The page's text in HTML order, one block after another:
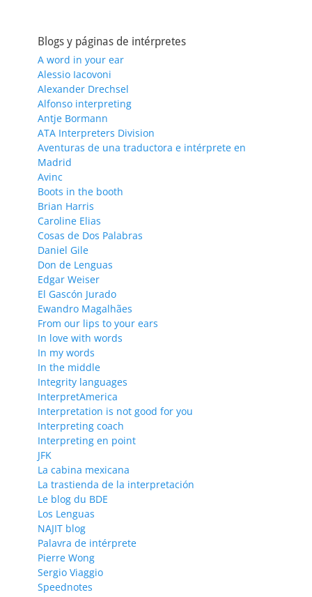
Blogs y páginas de intérpretes
A word in your ear
Alessio Iacovoni
Alexander Drechsel
Alfonso interpreting
Antje Bormann
ATA Interpreters Division
Aventuras de una traductora e intérprete en
Madrid
Avinc
Boots in the booth
Brian Harris
Caroline Elias
Cosas de Dos Palabras
Daniel Gile
Don de Lenguas
Edgar Weiser
El Gascón Jurado
Ewandro Magalhães
From our lips to your ears
In love with words
In my words
In the middle
Integrity languages
InterpretAmerica
Interpretation is not good for you
Interpreting coach
Interpreting en point
JFK
La cabina mexicana
La trastienda de la interpretación
Le blog du BDE
Los Lenguas
NAJIT blog
Palavra de intérprete
Pierre Wong
Sergio Viaggio
Speednotes